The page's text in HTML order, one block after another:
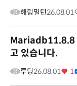
해링밀턴26.08.01
Mariadb11.8.8
고 있습니다.
루딩26.08.01 1